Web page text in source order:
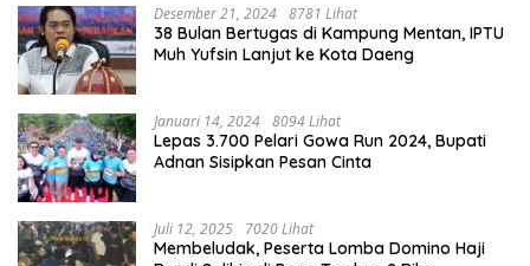
Desember 21, 2024 8781 Lihat
38 Bulan Bertugas di Kampung Mentan, IPTU
Muh Yufsin Lanjut ke Kota Daeng
Januari 14, 2024 8094 Lihat
Lepas 3.700 Pelari Gowa Run 2024, Bupati
Adnan Sisipkan Pesan Cinta
Juli 12, 2025 7020 Lihat
Membeludak, Peserta Lomba Domino Haji